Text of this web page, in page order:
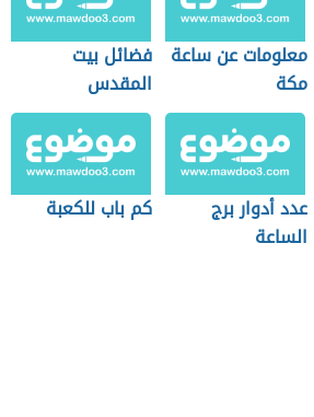
معلومات عن ساعة
مكة
فضائل بيت
المقدس
عدد أدوار برج
الساعة
كم باب للكعبة